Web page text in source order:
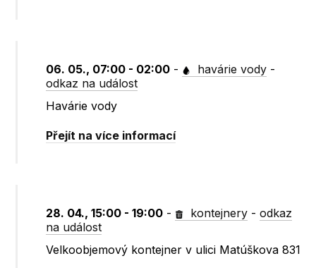
06. 05., 07:00 - 02:00 - havárie vody -
odkaz na událost
Havárie vody
Přejít na více informací
28. 04., 15:00 - 19:00 - kontejnery -odkaz
na událost
Velkoobjemový kontejner v ulici Matúškova 831